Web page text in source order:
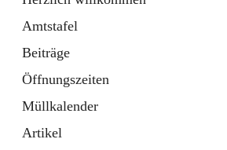
Amtstafel
Beiträge
Öffnungszeiten
Müllkalender
Artikel
11 Schnellzugriffe
Bürgerservice
10 Schnellzugriffe